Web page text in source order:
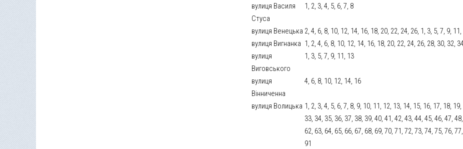
вулиця Василя
Стуса
1, 2, 3, 4, 5, 6, 7, 8
вулиця Венецька 2, 4, 6, 8, 10, 12, 14, 16, 18, 20, 22, 24, 26, 1, 3, 5, 7, 9,
вулиця Вигнанка 1, 2, 4, 6, 8, 10, 12, 14, 16, 18, 20, 22, 24, 26, 28, 30, 32,
вулиця
Виговського
1, 3, 5, 7, 9, 11, 13
вулиця
Вінниченна
4, 6, 8, 10, 12, 14, 16
вулиця Волицька 1, 2, 3, 4, 5, 6, 7, 8, 9, 10, 11, 12, 13, 14, 15, 16, 17, 18,
33, 34, 35, 36, 37, 38, 39, 40, 41, 42, 43, 44, 45, 46, 47,
62, 63, 64, 65, 66, 67, 68, 69, 70, 71, 72, 73, 74, 75, 76,
91